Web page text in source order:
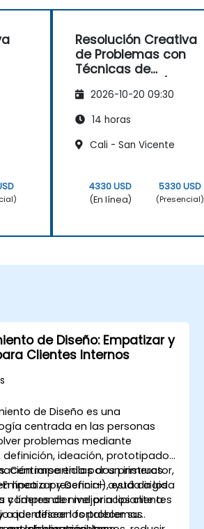
Resolución Creativa
de Problemas con
Técnicas de
Thinking)
2026-10-20 09:30
14 horas
Cali - San Vicente
4330 USD
(En línea)
5330 USD
(Presencial)
de Diseño: Empatizar y
Clientes Internos
de Diseño es una
centrada en las personas
problemas mediante
ideación, prototipado
Centrarse en las dos primeras
y Definir— ayuda a los
comprender mejor a los clientes
a identificar los problemas
impartida por un instructor,
línea o presencial), está dirigida
y líderes de nivel principiante a
que deseen fortalecer su